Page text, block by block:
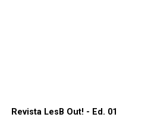
Revista LesB Out! - Ed. 01